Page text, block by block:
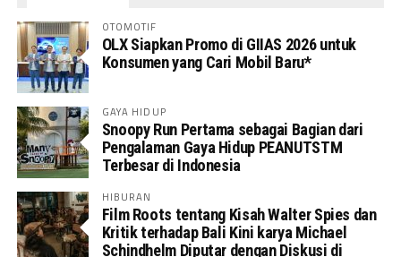
OTOMOTIF
OLX Siapkan Promo di GIIAS 2026 untuk
Konsumen yang Cari Mobil Baru*
GAYA HIDUP
Snoopy Run Pertama sebagai Bagian dari
Pengalaman Gaya Hidup PEANUTSTM
Terbesar di Indonesia
HIBURAN
Film Roots tentang Kisah Walter Spies dan
Kritik terhadap Bali Kini karya Michael
Schindhelm Diputar dengan Diskusi di